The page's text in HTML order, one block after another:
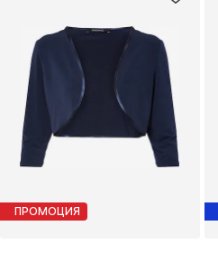
ПРОМОЦИЯ